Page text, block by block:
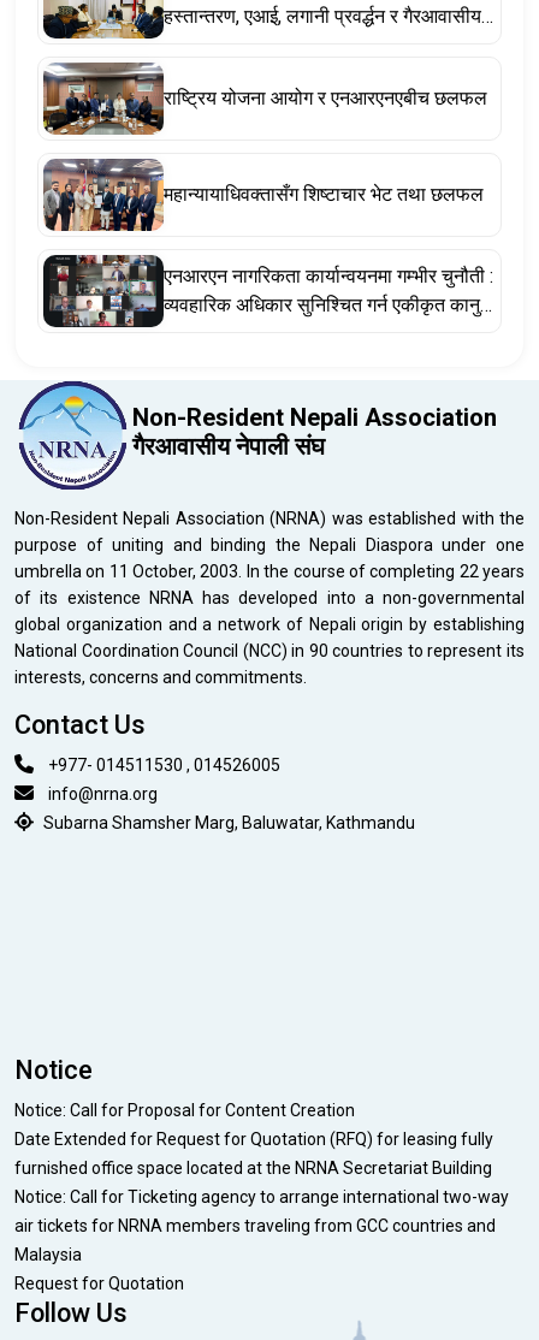
हस्तान्तरण, एआई, लगानी प्रवर्द्धन र गैरआवासीय
राष्ट्रिय योजना आयोग र एनआरएनएबीच छलफल
महान्यायाधिवक्तासँग शिष्टाचार भेट तथा छलफल
एनआरएन नागरिकता कार्यान्वयनमा गम्भीर चुनौती :
व्यवहारिक अधिकार सुनिश्चित गर्न एकीकृत कानुन
Non-Resident Nepali Association
गैरआवासीय नेपाली संघ
Non-Resident Nepali Association (NRNA) was established with the
purpose of uniting and binding the Nepali Diaspora under one
umbrella on 11 October, 2003. In the course of completing 22 years
of its existence NRNA has developed into a non-governmental
global organization and a network of Nepali origin by establishing
National Coordination Council (NCC) in 90 countries to represent its
interests, concerns and commitments.
Contact Us
+977- 014511530 , 014526005
info@nrna.org
Subarna Shamsher Marg, Baluwatar, Kathmandu
Notice
Notice: Call for Proposal for Content Creation
Date Extended for Request for Quotation (RFQ) for leasing fully
furnished office space located at the NRNA Secretariat Building
Notice: Call for Ticketing agency to arrange international two-way
air tickets for NRNA members traveling from GCC countries and
Malaysia
Request for Quotation
Follow Us